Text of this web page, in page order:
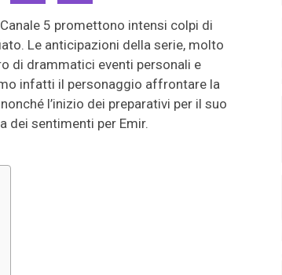
5 promettono intensi colpi di
Le anticipazioni della serie, molto
di drammatici eventi personali e
infatti il personaggio affrontare la
l’inizio dei preparativi per il suo
dei sentimenti per Emir.